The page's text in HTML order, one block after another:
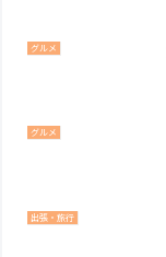
グルメ
グルメ
出張・旅行